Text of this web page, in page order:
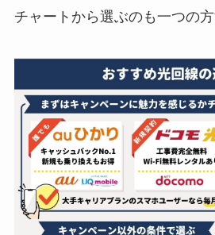
チャートから選ぶのも一つの方